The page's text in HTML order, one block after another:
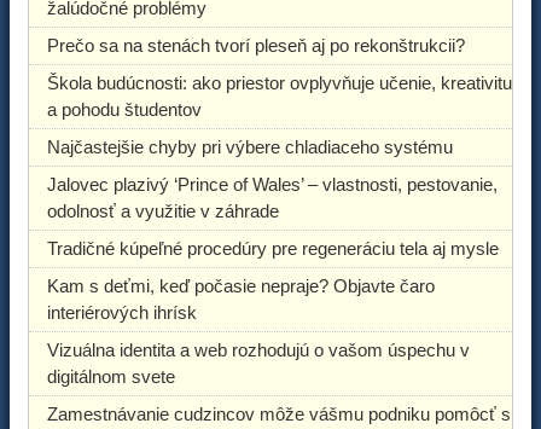
žalúdočné problémy
Prečo sa na stenách tvorí pleseň aj po rekonštrukcii?
Škola budúcnosti: ako priestor ovplyvňuje učenie, kreativitu
a pohodu študentov
Najčastejšie chyby pri výbere chladiaceho systému
Jalovec plazivý ‘Prince of Wales’ – vlastnosti, pestovanie,
odolnosť a využitie v záhrade
Tradičné kúpeľné procedúry pre regeneráciu tela aj mysle
Kam s deťmi, keď počasie nepraje? Objavte čaro
interiérových ihrísk
Vizuálna identita a web rozhodujú o vašom úspechu v
digitálnom svete
Zamestnávanie cudzincov môže vášmu podniku pomôcť s